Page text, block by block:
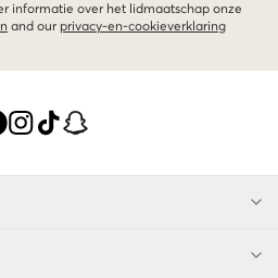
informatie over het lidmaatschap onze
and our privacy-en-cookieverklaring